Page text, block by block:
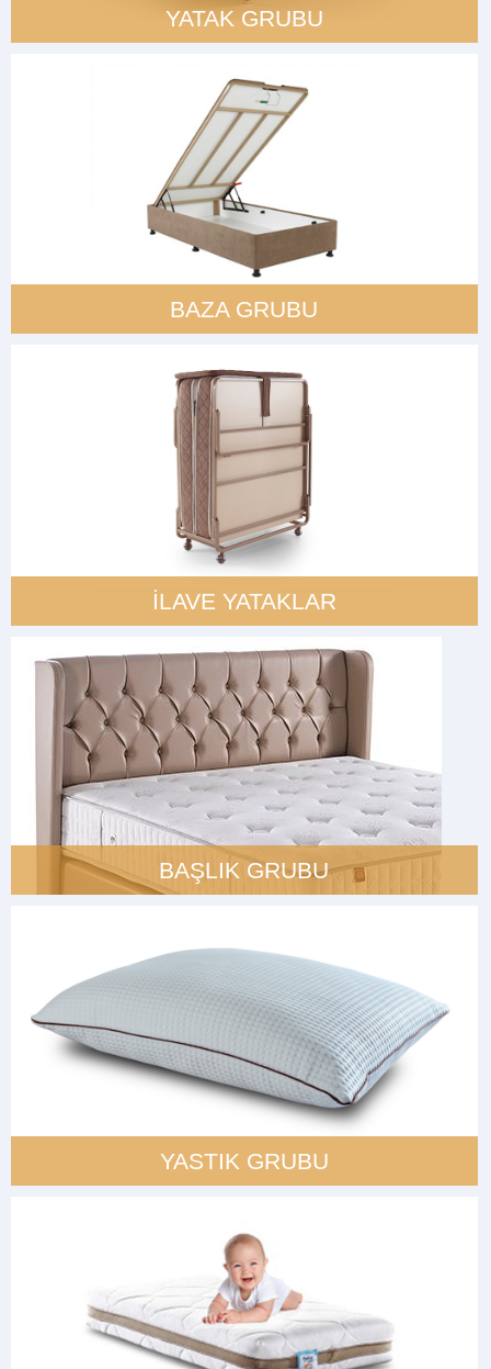
YATAK GRUBU
BAZA GRUBU
İLAVE YATAKLAR
BAŞLIK GRUBU
YASTIK GRUBU